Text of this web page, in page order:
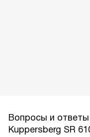
Вопросы и
Kuppersberg SR